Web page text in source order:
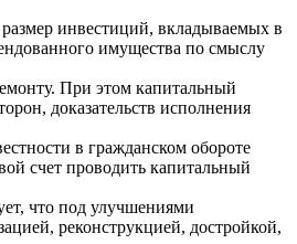
инвестиций, вкладываемых в
имущества по смыслу
При этом капитальный
доказательств исполнения
в гражданском обороте
счет проводить капитальный
что под улучшениями
реконструкцией, достройкой,